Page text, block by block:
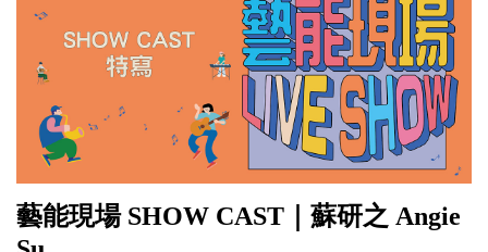
藝能現場 SHOW CAST｜蘇研之 Angie